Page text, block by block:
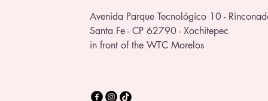
Avenida Parque Tecnológico 10 -
Santa Fe - CP 62790 - Xochitepec
in front of the WTC Morelos